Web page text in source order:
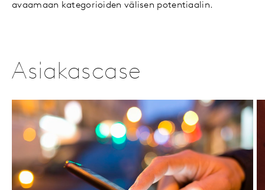
avaamaan kategorioiden välisen potentiaalin.
Asiakascase